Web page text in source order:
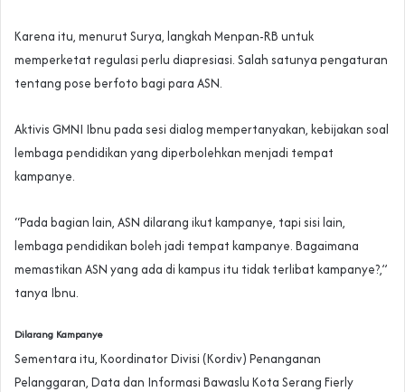
Karena itu, menurut Surya, langkah Menpan-RB untuk
memperketat regulasi perlu diapresiasi. Salah satunya pengaturan
tentang pose berfoto bagi para ASN.
Aktivis GMNI Ibnu pada sesi dialog mempertanyakan, kebijakan soal
lembaga pendidikan yang diperbolehkan menjadi tempat
kampanye.
“Pada bagian lain, ASN dilarang ikut kampanye, tapi sisi lain,
lembaga pendidikan boleh jadi tempat kampanye. Bagaimana
memastikan ASN yang ada di kampus itu tidak terlibat kampanye?,”
tanya Ibnu.
Dilarang Kampanye
Sementara itu, Koordinator Divisi (Kordiv) Penanganan
Pelanggaran, Data dan Informasi Bawaslu Kota Serang Fierly